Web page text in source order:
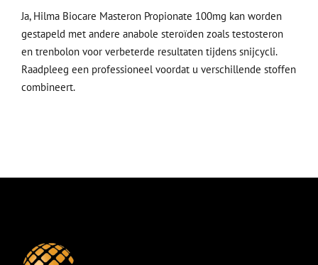
Ja, Hilma Biocare Masteron Propionate 100mg kan worden
gestapeld met andere anabole steroïden zoals testosteron
en trenbolon voor verbeterde resultaten tijdens snijcycli.
Raadpleeg een professioneel voordat u verschillende stoffen
combineert.